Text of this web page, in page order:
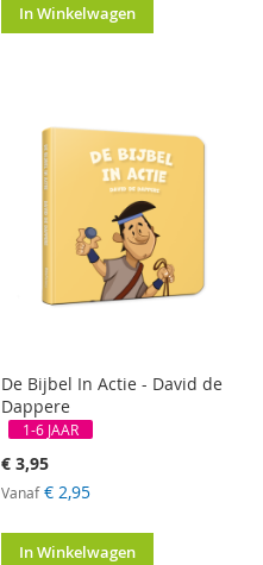
In Winkelwagen
De Bijbel In Actie - David de
Dappere
1-6 JAAR
€ 3,95
Vanaf € 2,95
In Winkelwagen